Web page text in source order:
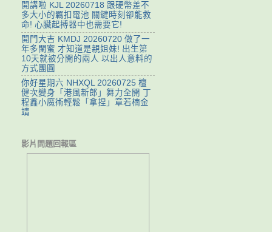
開講啦 KJL 20260718 跟硬幣差不
多大小的羈扣電池 關鍵時刻卻能救
命! 心臟起搏器中也需要它!
開門大吉 KMDJ 20260720 做了一
年多閨蜜 才知道是親姐妹! 出生第
10天就被分開的兩人 以出人意料的
方式團圓
你好星期六 NHXQL 20260725 檀
健次變身「港風新郎」舞力全開 丁
程鑫小魔術輕鬆「拿捏」章若楠金
靖
影片問題回報區